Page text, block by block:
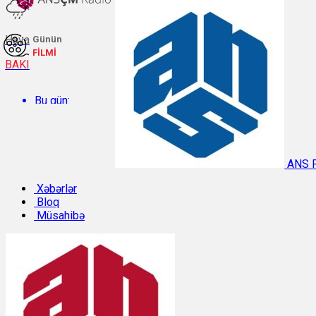
Hava
BAKI
Bu gün:
Temperatur: 26.5°C. Rütubət: 64%.
Sabah:
Günün
FİLMİ
ANS
Xəbərlər
Bloq
Müsahibə